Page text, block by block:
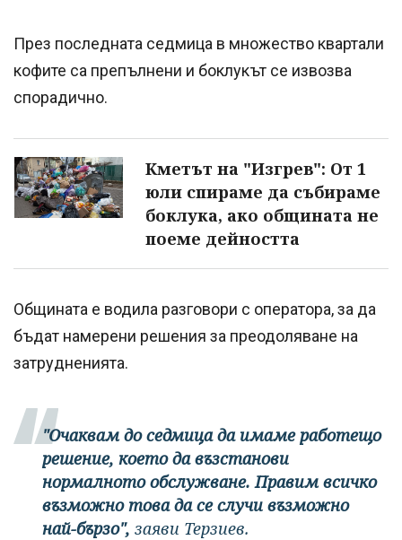
През последната седмица в множество квартали
кофите са препълнени и боклукът се извозва
спорадично.
Кметът на "Изгрев": От 1
юли спираме да събираме
боклука, ако общината не
поеме дейността
Общината е водила разговори с оператора, за да
бъдат намерени решения за преодоляване на
затрудненията.
"Очаквам до седмица да имаме работещо
решение, което да възстанови
нормалното обслужване. Правим всичко
възможно това да се случи възможно
най-бързо", заяви Терзиев.